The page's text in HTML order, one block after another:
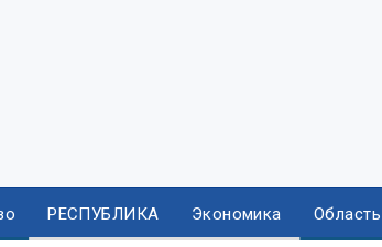
РЕСПУБЛИКА Экономика Область